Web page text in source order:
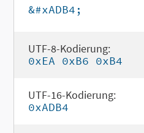
&#xADB4;
UTF-8-Kodierung:
0xEA 0xB6 0xB4
UTF-16-Kodierung:
0xADB4